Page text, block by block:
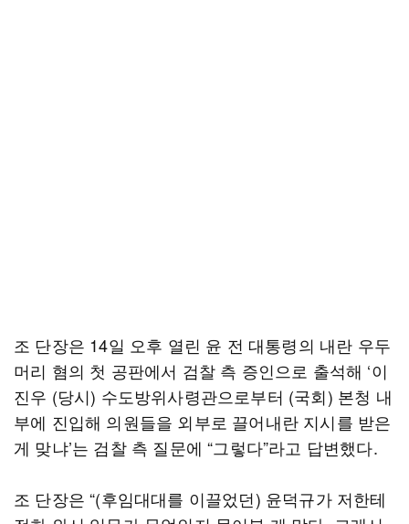
조 단장은 14일 오후 열린 윤 전 대통령의 내란 우두
머리 혐의 첫 공판에서 검찰 측 증인으로 출석해 ‘이
진우 (당시) 수도방위사령관으로부터 (국회) 본청 내
부에 진입해 의원들을 외부로 끌어내란 지시를 받은
게 맞냐’는 검찰 측 질문에 “그렇다”라고 답변했다.
조 단장은 “(후임대대를 이끌었던) 윤덕규가 저한테